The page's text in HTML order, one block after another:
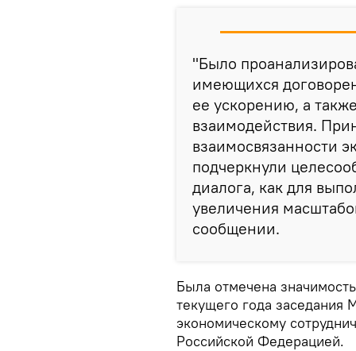
"Было
имеющихся
ее ускорению, а
взаимодействия.
взаимосвязанности
подчеркнули
диалога, как для
увеличения
сообщении.
Была отмечена
текущего года заседания
экономическому
Российской Федерацией.